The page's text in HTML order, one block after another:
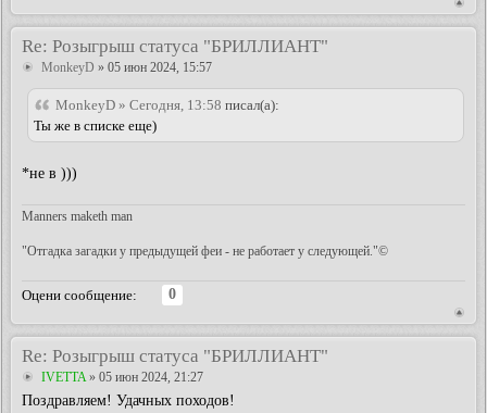
Re: Розыгрыш статуса "БРИЛЛИАНТ"
MonkeyD » 05 июн 2024, 15:57
MonkeyD » Сегодня, 13:58 писал(а):
Ты же в списке еще)
*не в )))
Manners maketh man
"Отгадка загадки у предыдущей феи - не работает у следующей."©
Оцени сообщение:
0
Re: Розыгрыш статуса "БРИЛЛИАНТ"
IVETTA» 05 июн 2024, 21:27
Поздравляем! Удачных походов!